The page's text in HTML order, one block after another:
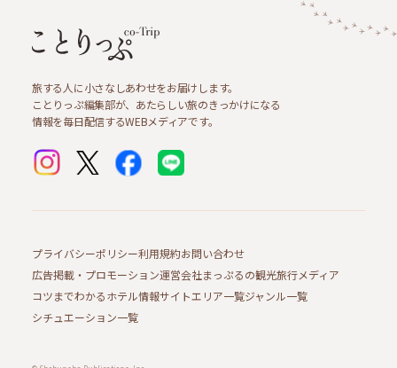
旅する人に小さなしあわせをお届けします。
ことりっぷ編集部が、あたらしい旅のきっかけになる
情報を毎日配信するWEBメディアです。
プライバシーポリシー利用規約お問い合わせ
広告掲載・プロモーション運営会社まっぷるの観光旅行メディア
コツまでわかるホテル情報サイトエリア一覧ジャンル一覧
シチュエーション一覧